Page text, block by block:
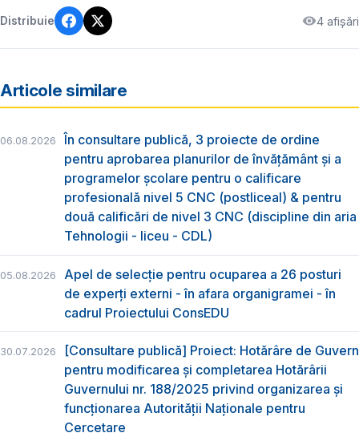
Distribuie 4 afișări
Articole similare
06.08.2026
În consultare publică, 3 proiecte de ordine
pentru aprobarea planurilor de învățământ și a
programelor școlare pentru o calificare
profesională nivel 5 CNC (postliceal) & pentru
două calificări de nivel 3 CNC (discipline din aria
Tehnologii - liceu - CDL)
05.08.2026
Apel de selecție pentru ocuparea a 26 posturi
de experți externi - în afara organigramei - în
cadrul Proiectului ConsEDU
30.07.2026
[Consultare publică] Proiect: Hotărâre de Guvern
pentru modificarea și completarea Hotărârii
Guvernului nr. 188/2025 privind organizarea şi
funcţionarea Autorităţii Naţionale pentru
Cercetare